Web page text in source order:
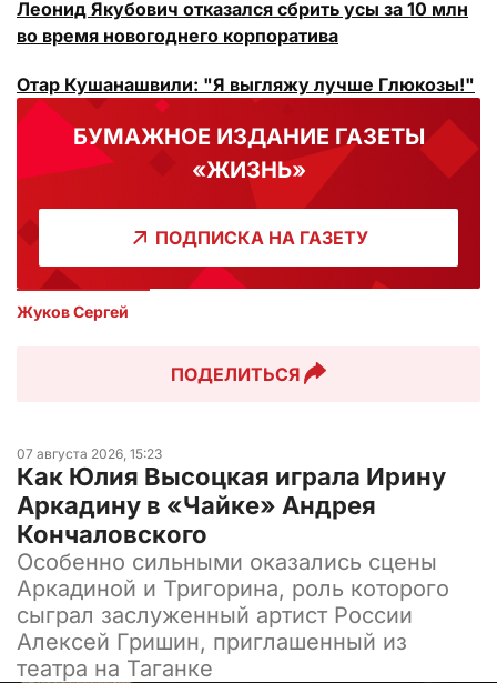
Леонид Якубович отказался сбрить усы за 10 млн
во время новогоднего корпоратива
Отар Кушанашвили: "Я выгляжу лучше Глюкозы!"
БУМАЖНОЕ ИЗДАНИЕ ГАЗЕТЫ
«ЖИЗНЬ»
ПОДПИСКА НА ГАЗЕТУ
Жуков Сергей
ПОДЕЛИТЬСЯ
07 августа 2026, 15:23
Как Юлия Высоцкая играла Ирину
Аркадину в «Чайке» Андрея
Кончаловского
Особенно сильными оказались сцены
Аркадиной и Тригорина, роль которого
сыграл заслуженный артист России
Алексей Гришин, приглашенный из
театра на Таганке